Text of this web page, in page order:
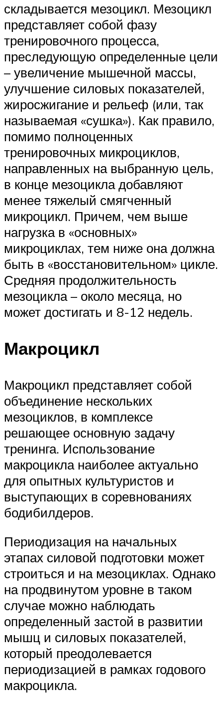
складывается мезоцикл. Мезоцикл
представляет собой фазу
тренировочного процесса,
преследующую определенные цели
– увеличение мышечной массы,
улучшение силовых показателей,
жиросжигание и рельеф (или, так
называемая «сушка»). Как правило,
помимо полноценных
тренировочных микроциклов,
направленных на выбранную цель,
в конце мезоцикла добавляют
менее тяжелый смягченный
микроцикл. Причем, чем выше
нагрузка в «основных»
микроциклах, тем ниже она должна
быть в «восстановительном» цикле.
Средняя продолжительность
мезоцикла – около месяца, но
может достигать и 8-12 недель.
Макроцикл
Макроцикл представляет собой
объединение нескольких
мезоциклов, в комплексе
решающее основную задачу
тренинга. Использование
макроцикла наиболее актуально
для опытных культуристов и
выступающих в соревнованиях
бодибилдеров.
Периодизация на начальных
этапах силовой подготовки может
строиться и на мезоциклах. Однако
на продвинутом уровне в таком
случае можно наблюдать
определенный застой в развитии
мышц и силовых показателей,
который преодолевается
периодизацией в рамках годового
макроцикла.